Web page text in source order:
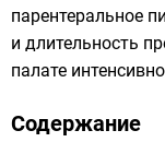
парентеральное
и длительность
палате
Содержание